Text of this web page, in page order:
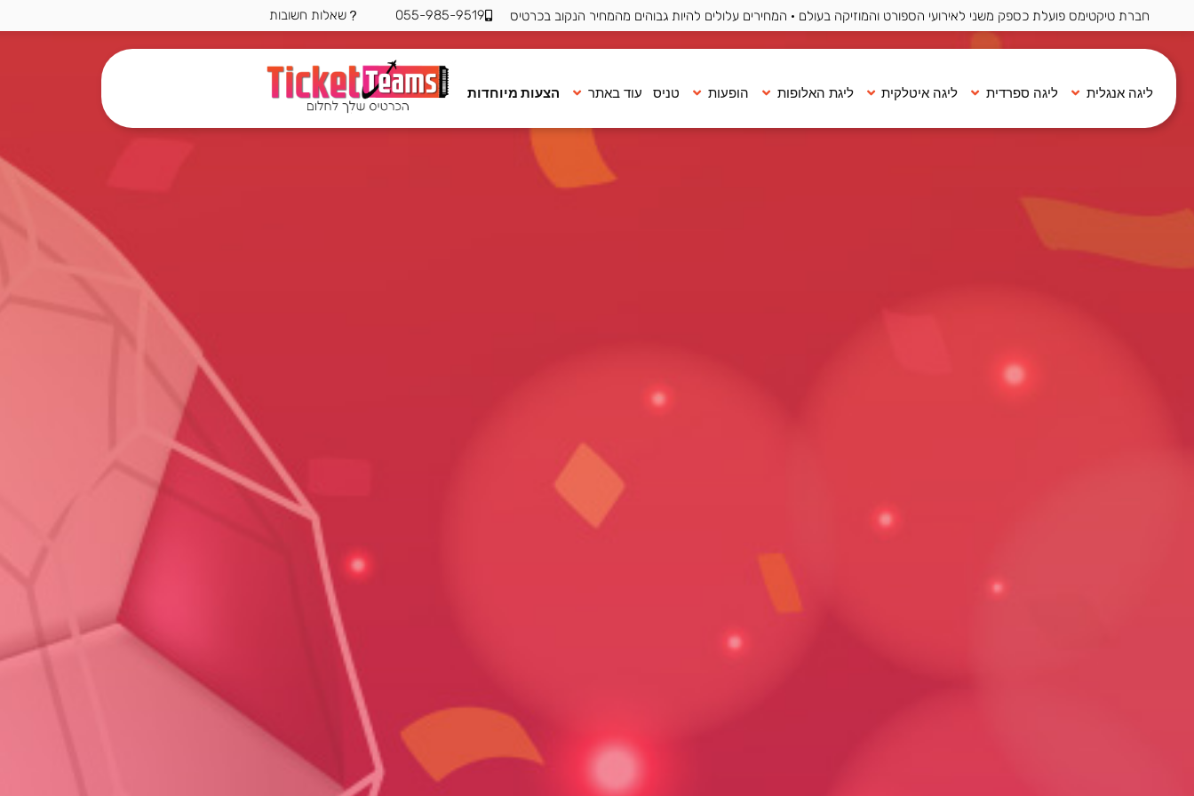
חברת טיקטימס פועלת כספק משני לאירועי הספורט והמוזיקה בעולם · המחירים עלולים להיות גבוהים מהמחיר הנקוב בכרטיס 055-985-9519 שאלות חשובות
ליגה אנגלית ליגה ספרדית ליגה איטלקית ליגת האלופות הופעות טניס עוד באתר הצעות מיוחדות